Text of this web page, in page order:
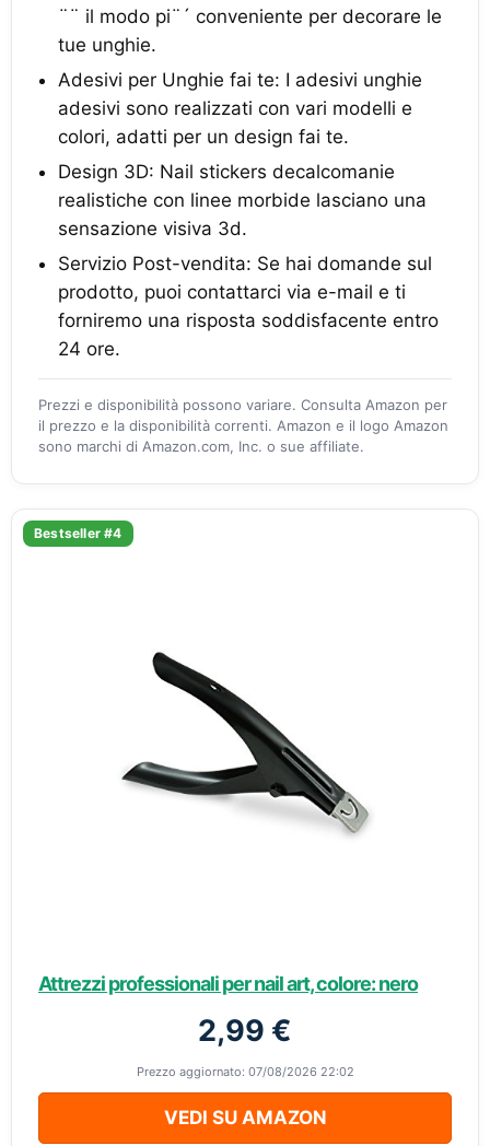
¨¨ il modo pi¨´ conveniente per decorare le
tue unghie.
Adesivi per Unghie fai te: I adesivi unghie
adesivi sono realizzati con vari modelli e
colori, adatti per un design fai te.
Design 3D: Nail stickers decalcomanie
realistiche con linee morbide lasciano una
sensazione visiva 3d.
Servizio Post-vendita: Se hai domande sul
prodotto, puoi contattarci via e-mail e ti
forniremo una risposta soddisfacente entro
24 ore.
Prezzi e disponibilità possono variare. Consulta Amazon per
il prezzo e la disponibilità correnti. Amazon e il logo Amazon
sono marchi di Amazon.com, Inc. o sue affiliate.
Bestseller #4
Attrezzi professionali per nail art, colore: nero
2,99 €
Prezzo aggiornato: 07/08/2026 22:02
VEDI SU AMAZON